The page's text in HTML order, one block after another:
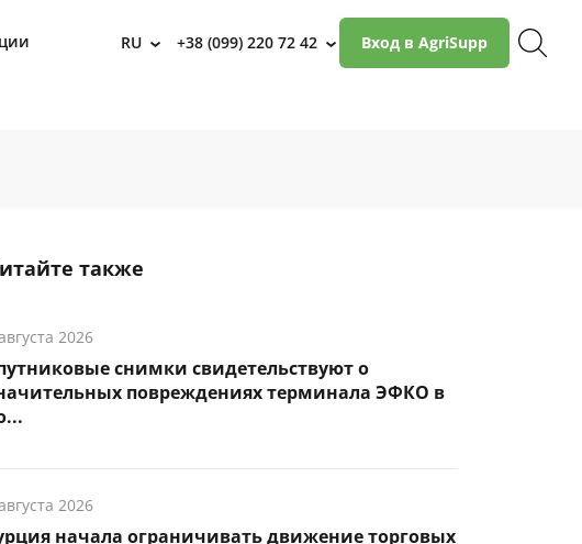
RU › +38 (099) 220 72 42 › Вход в AgriSupp
также
2026
снимки свидетельствуют о
повреждениях терминала ЭФКО в
2026
начала ограничивать движение торговых